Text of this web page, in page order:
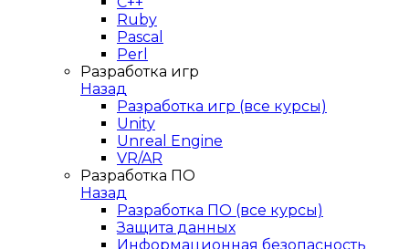
Ruby
Pascal
Perl
Разработка игр
Назад
Разработка игр (все курсы)
Unity
Unreal Engine
VR/AR
Разработка ПО
Назад
Разработка ПО (все курсы)
Защита данных
Информационная безопасность